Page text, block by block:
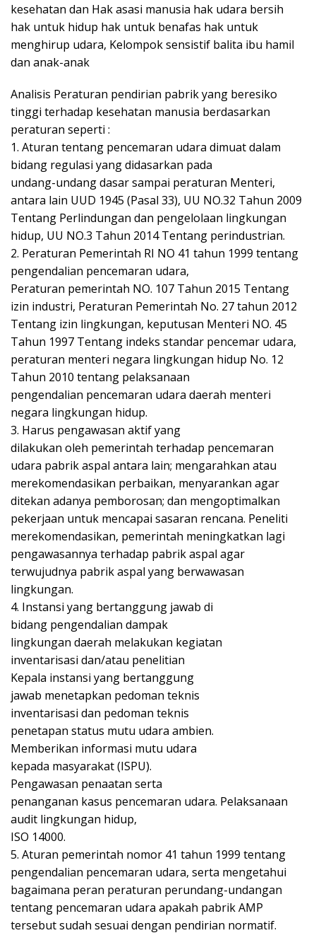
kesehatan dan Hak asasi manusia hak udara bersih
hak untuk hidup hak untuk benafas hak untuk
menghirup udara, Kelompok sensistif balita ibu hamil
dan anak-anak
Analisis Peraturan pendirian pabrik yang beresiko
tinggi terhadap kesehatan manusia berdasarkan
peraturan seperti :
1. Aturan tentang pencemaran udara dimuat dalam
bidang regulasi yang didasarkan pada
undang-undang dasar sampai peraturan Menteri,
antara lain UUD 1945 (Pasal 33), UU NO.32 Tahun 2009
Tentang Perlindungan dan pengelolaan lingkungan
hidup, UU NO.3 Tahun 2014 Tentang perindustrian.
2. Peraturan Pemerintah RI NO 41 tahun 1999 tentang
pengendalian pencemaran udara,
Peraturan pemerintah NO. 107 Tahun 2015 Tentang
izin industri, Peraturan Pemerintah No. 27 tahun 2012
Tentang izin lingkungan, keputusan Menteri NO. 45
Tahun 1997 Tentang indeks standar pencemar udara,
peraturan menteri negara lingkungan hidup No. 12
Tahun 2010 tentang pelaksanaan
pengendalian pencemaran udara daerah menteri
negara lingkungan hidup.
3. Harus pengawasan aktif yang
dilakukan oleh pemerintah terhadap pencemaran
udara pabrik aspal antara lain; mengarahkan atau
merekomendasikan perbaikan, menyarankan agar
ditekan adanya pemborosan; dan mengoptimalkan
pekerjaan untuk mencapai sasaran rencana. Peneliti
merekomendasikan, pemerintah meningkatkan lagi
pengawasannya terhadap pabrik aspal agar
terwujudnya pabrik aspal yang berwawasan
lingkungan.
4. Instansi yang bertanggung jawab di
bidang pengendalian dampak
lingkungan daerah melakukan kegiatan
inventarisasi dan/atau penelitian
Kepala instansi yang bertanggung
jawab menetapkan pedoman teknis
inventarisasi dan pedoman teknis
penetapan status mutu udara ambien.
Memberikan informasi mutu udara
kepada masyarakat (ISPU).
Pengawasan penaatan serta
penanganan kasus pencemaran udara. Pelaksanaan
audit lingkungan hidup,
ISO 14000.
5. Aturan pemerintah nomor 41 tahun 1999 tentang
pengendalian pencemaran udara, serta mengetahui
bagaimana peran peraturan perundang-undangan
tentang pencemaran udara apakah pabrik AMP
tersebut sudah sesuai dengan pendirian normatif.